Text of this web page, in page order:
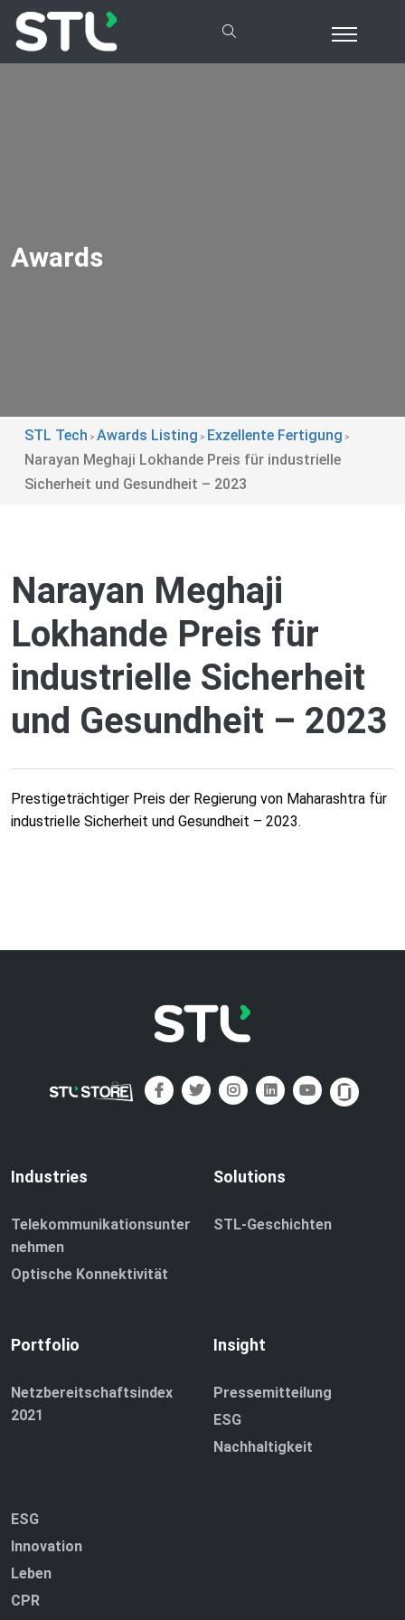
Awards
STL Tech > Awards Listing > Exzellente Fertigung >
Narayan Meghaji Lokhande Preis für industrielle
Sicherheit und Gesundheit – 2023
Narayan Meghaji
Lokhande Preis für
industrielle Sicherheit
und Gesundheit – 2023
Prestigeträchtiger Preis der Regierung von Maharashtra für
industrielle Sicherheit und Gesundheit – 2023.
Industries
Telekommunikationsunter
nehmen
Optische Konnektivität
Solutions
STL-Geschichten
Portfolio
Netzbereitschaftsindex
2021
Insight
Pressemitteilung
ESG
Nachhaltigkeit
ESG
Innovation
Leben
CPR